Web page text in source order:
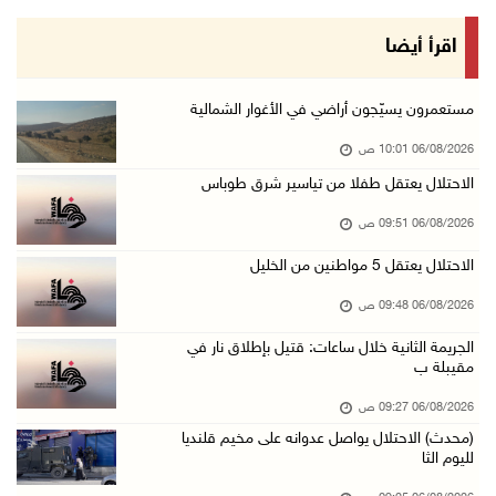
الاحتلال يعتقل شابا من دير الغصون ويقتحم بلدا ...
الاحتلال يعتقل 4 مواطنين من محافظة نابلس
الاحتلال يقتحم قلقيلية وعزون عتمة وبيت أمين
تواصل انتهاكات الاحتلال ومستعمريه: إصابات واع ...
05/آب/2026 11:08 م
إصابات وإحراق مساكن في هجوم للمستعمرين على ال ...
اقرأ أيضا
مستعمرون يسيّجون أراضي في الأغوار الشمالية
06/08/2026 10:01 ص
الاحتلال يعتقل طفلا من تياسير شرق طوباس
06/08/2026 09:51 ص
الاحتلال يعتقل 5 مواطنين من الخليل
06/08/2026 09:48 ص
الجريمة الثانية خلال ساعات: قتيل بإطلاق نار في
مقيبلة ب
06/08/2026 09:27 ص
(محدث) الاحتلال يواصل عدوانه على مخيم قلنديا
لليوم الثا